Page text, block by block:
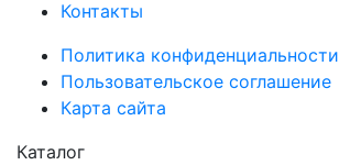
Контакты
Политика конфиденциальности
Пользовательское соглашение
Карта сайта
Каталог